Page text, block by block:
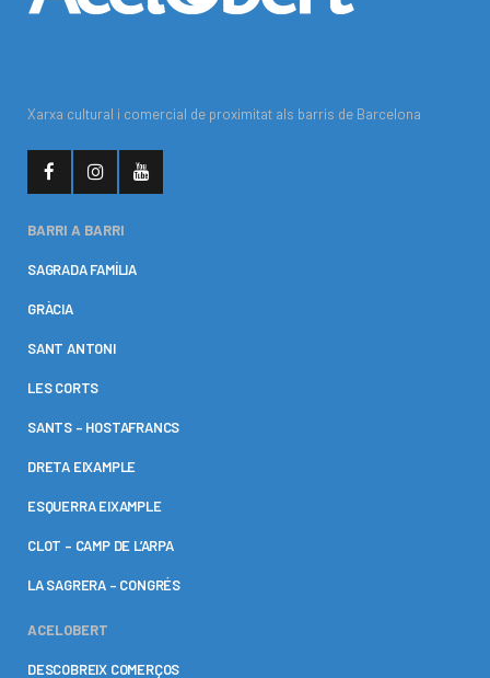
Xarxa cultural i comercial de proximitat als barris de Barcelona
BARRI A BARRI
SAGRADA FAMÍLIA
GRÀCIA
SANT ANTONI
LES CORTS
SANTS – HOSTAFRANCS
DRETA EIXAMPLE
ESQUERRA EIXAMPLE
CLOT – CAMP DE L’ARPA
LA SAGRERA – CONGRÉS
ACELOBERT
DESCOBREIX COMERÇOS